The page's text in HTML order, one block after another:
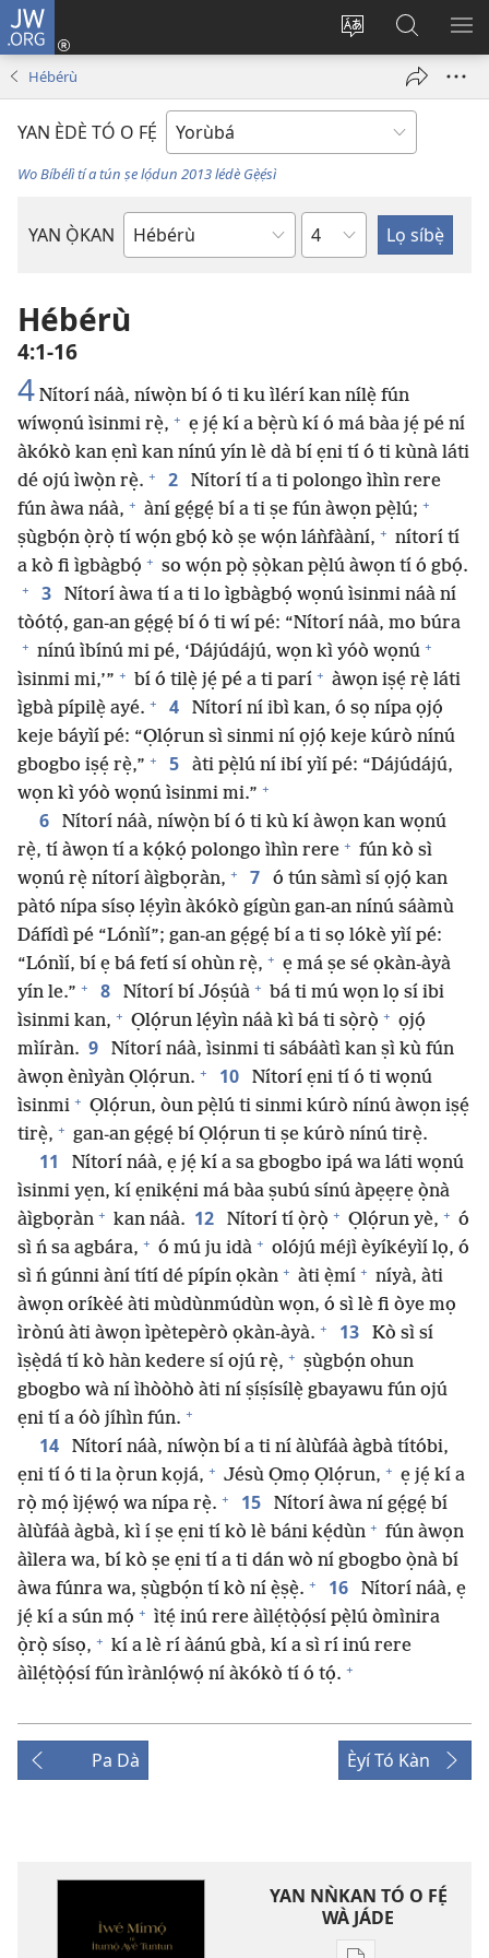
JW.ORG
Yí
pa
Wọlé
(opens
Wa
JW.ORG
Hébérù
YAN ÈDÈ TÓ O FẸ́
Wo Bíbélì tí a tún ṣe lọ́dun 2013 lédè Gẹ̀ẹ́sì
YAN Ọ̀KAN
Ìwé
Orí
Hébérù
4:1-16
4 Nítorí náà, níwọ̀n bí ó ti ku ìlérí kan nílẹ̀ fún
wíwọnú ìsinmi rẹ̀, + ẹ jẹ́ kí a bẹ̀rù kí ó má bàa jẹ́ pé ní
àkókò kan ẹnì kan nínú yín lè dà bí ẹni tí ó ti kùnà láti
dé ojú ìwọ̀n rẹ̀. + 2
Nítorí tí a ti polongo ìhìn rere
fún àwa náà, + àní gẹ́gẹ́ bí a ti ṣe fún àwọn pẹ̀lú; +
ṣùgbọ́n ọ̀rọ̀ tí wọ́n gbọ́ kò ṣe wọ́n láǹfààní, + nítorí tí
a kò fi ìgbàgbọ́ + so wọ́n pọ̀ ṣọ̀kan pẹ̀lú àwọn tí ó gbọ́.
+ 3
Nítorí àwa tí a ti lo ìgbàgbọ́ wọnú ìsinmi náà ní
tòótọ́, gan-an gẹ́gẹ́ bí ó ti wí pé: “Nítorí náà, mo búra
+ nínú ìbínú mi pé, ‘Dájúdájú, wọn kì yóò wọnú +
ìsinmi mi,’” + bí ó tilẹ̀ jẹ́ pé a ti parí + àwọn iṣẹ́ rẹ̀ láti
ìgbà pípilẹ̀ ayé. + 4
Nítorí ní ibì kan, ó sọ nípa ọjọ́
keje báyìí pé: “Ọlọ́run sì sinmi ní ọjọ́ keje kúrò nínú
gbogbo iṣẹ́ rẹ̀,” + 5
àti pẹ̀lú ní ibí yìí pé: “Dájúdájú,
wọn kì yóò wọnú ìsinmi mi.” +
6
Nítorí náà, níwọ̀n bí ó ti kù kí àwọn kan wọnú
rẹ̀, tí àwọn tí a kọ́kọ́ polongo ìhìn rere + fún kò sì
wọnú rẹ̀ nítorí àìgbọràn, + 7
ó tún sàmì sí ọjọ́ kan
pàtó nípa sísọ lẹ́yìn àkókò gígùn gan-an nínú sáàmù
Dáfídì pé “Lónìí”; gan-an gẹ́gẹ́ bí a ti sọ lókè yìí pé:
“Lónìí, bí ẹ bá fetí sí ohùn rẹ̀, + ẹ má ṣe sé ọkàn-àyà
yín le.” + 8 Nítorí bí Jóṣúà + bá ti mú wọn lọ sí ibi
ìsinmi kan, + Ọlọ́run lẹ́yìn náà kì bá ti sọ̀rọ̀ + ọjọ́
mìíràn. 9
Nítorí náà, ìsinmi ti sábáàtì kan ṣì kù fún
àwọn ènìyàn Ọlọ́run. + 10
Nítorí ẹni tí ó ti wọnú
ìsinmi + Ọlọ́run, òun pẹ̀lú ti sinmi kúrò nínú àwọn iṣẹ́
tirẹ̀, + gan-an gẹ́gẹ́ bí Ọlọ́run ti ṣe kúrò nínú tirẹ̀.
11
Nítorí náà, ẹ jẹ́ kí a sa gbogbo ipá wa láti wọnú
ìsinmi yẹn, kí ẹnikẹ́ni má bàa ṣubú sínú àpẹẹrẹ ọ̀nà
àìgbọràn + kan náà. 12 Nítorí tí ọ̀rọ̀ + Ọlọ́run yè, + ó
sì ń sa agbára, + ó mú ju idà + olójú méjì èyíkéyìí lọ, ó
sì ń gúnni àní títí dé pípín ọkàn + àti ẹ̀mí + níyà, àti
àwọn oríkèé àti mùdùnmúdùn wọn, ó sì lè fi òye mọ
ìrònú àti àwọn ìpètepèrò ọkàn-àyà. + 13
Kò sì sí
ìṣẹ̀dá tí kò hàn kedere sí ojú rẹ̀, + ṣùgbọ́n ohun
gbogbo wà ní ìhòòhò àti ní ṣíṣísílẹ̀ gbayawu fún ojú
ẹni tí a óò jíhìn fún. +
14
Nítorí náà, níwọ̀n bí a ti ní àlùfáà àgbà títóbi,
ẹni tí ó ti la ọ̀run kọjá, + Jésù Ọmọ Ọlọ́run, + ẹ jẹ́ kí a
rọ̀ mọ́ ìjẹ́wọ́ wa nípa rẹ̀. + 15
Nítorí àwa ní gẹ́gẹ́ bí
àlùfáà àgbà, kì í ṣe ẹni tí kò lè báni kẹ́dùn + fún àwọn
àìlera wa, bí kò ṣe ẹni tí a ti dán wò ní gbogbo ọ̀nà bí
àwa fúnra wa, ṣùgbọ́n tí kò ní ẹ̀ṣẹ̀. + 16
Nítorí náà, ẹ
jẹ́ kí a sún mọ́ + ìtẹ́ inú rere àìlẹ́tọ̀ọ́sí pẹ̀lú òmìnira
ọ̀rọ̀ sísọ, + kí a lè rí àánú gbà, kí a sì rí inú rere
àìlẹ́tọ̀ọ́sí fún ìrànlọ́wọ́ ní àkókò tí ó tọ́. +
Pa Dà Èyí Tó Kàn
YAN NǸKAN TÓ O FẸ́
WÀ JÁDE